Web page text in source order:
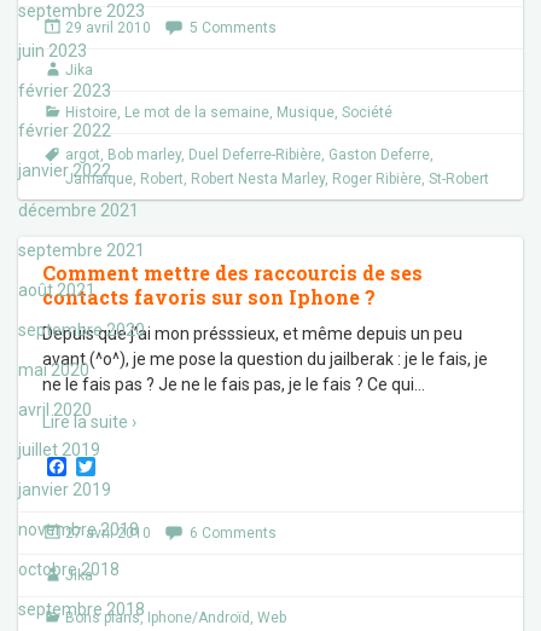
septembre 2023
juin 2023
février 2023
février 2022
janvier 2022
décembre 2021
septembre 2021
août 2021
septembre 2020
mai 2020
avril 2020
juillet 2019
janvier 2019
novembre 2018
octobre 2018
septembre 2018
e
b
o
o
k
t
t
29 avril 2010 5 Comments
Jika
Histoire, Le mot de la semaine, Musique, Société
argot, Bob marley, Duel Deferre-Ribière, Gaston Deferre,
Jamaïque, Robert, Robert Nesta Marley, Roger Ribière, St-Robert
Comment mettre des raccourcis de ses
contacts favoris sur son Iphone ?
Depuis que j’ai mon présssieux, et même depuis un peu
avant (^o^), je me pose la question du jailberak : je le fais, je
ne le fais pas ? Je ne le fais pas, je le fais ? Ce qui
Lire la suite ›
F
a
e
b
o
o
k
w
t
e
r
27 avril 2010 6 Comments
Jika
Bons plans, Iphone/Androïd , Web